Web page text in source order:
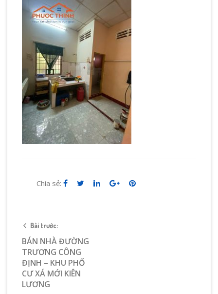
Chia sẻ:
Bài trước:
BÁN NHÀ ĐƯỜNG
TRƯƠNG CÔNG
ĐỊNH – KHU PHỐ
CƯ XÁ MỚI KIÊN
LƯƠNG